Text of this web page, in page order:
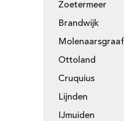
Zoetermeer
Brandwijk
Molenaarsgraaf
Ottoland
Cruquius
Lijnden
IJmuiden